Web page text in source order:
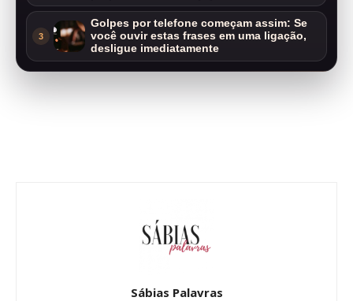
3
Golpes por telefone começam assim: Se
você ouvir estas frases em uma ligação,
desligue imediatamente
Sábias Palavras